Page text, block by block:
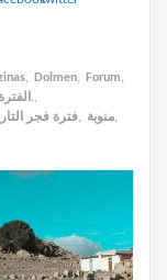
, Dolmen, Forum,
الفترة الرومانية.,
فترة فجر, منوبة,